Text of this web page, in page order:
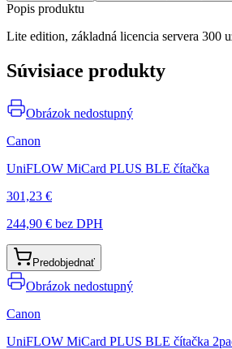
Popis produktu
Lite edition, základná licencia servera 300
Súvisiace produkty
Obrázok nedostupný
Canon
UniFLOW MiCard PLUS BLE čítačka
301,23 €
244,90 € bez DPH
Predobjednať
Obrázok nedostupný
Canon
UniFLOW MiCard PLUS BLE čítačka